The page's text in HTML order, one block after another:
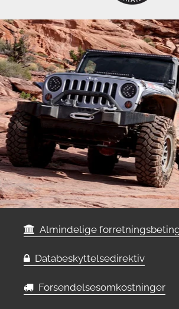
Almindelige
Databeskyttelsedirektiv
Forsendelsesomkostninger